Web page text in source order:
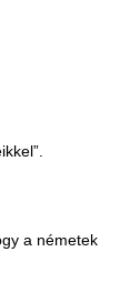
a németek